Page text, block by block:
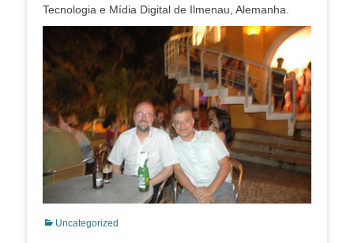
Tecnologia e Mídia Digital de Ilmenau, Alemanha.
Categorias:
Uncategorized